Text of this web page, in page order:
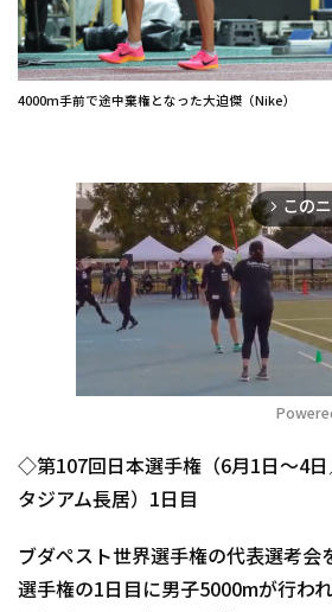
4000m手前で途中棄権となった大迫傑（Nike）
arrow_forward_ios この
◇第107回日本選手権（6月1日～4日
タジアム長居）1日目
ブダペスト世界選手権の代表選考会
選手権の1日目に男子5000mが行われ